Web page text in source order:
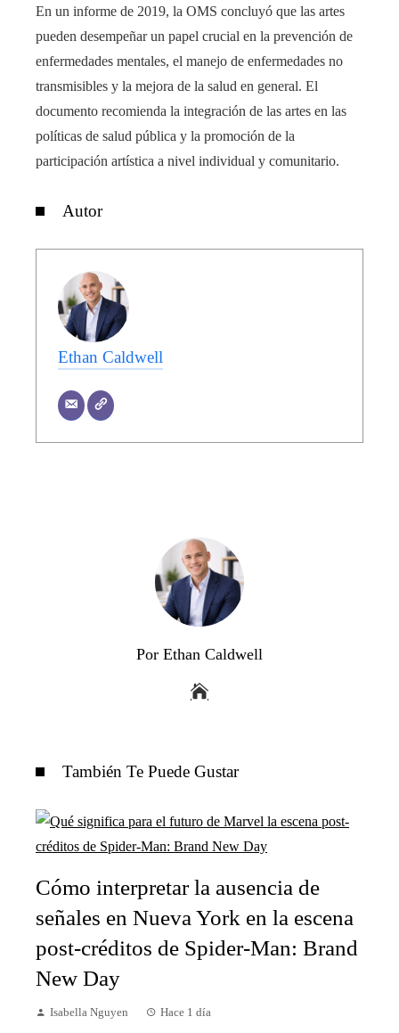
En un informe de 2019, la OMS concluyó que las artes
pueden desempeñar un papel crucial en la prevención de
enfermedades mentales, el manejo de enfermedades no
transmisibles y la mejora de la salud en general. El
documento recomienda la integración de las artes en las
políticas de salud pública y la promoción de la
participación artística a nivel individual y comunitario.
Autor
Ethan Caldwell
Por Ethan Caldwell
También Te Puede Gustar
Cómo interpretar la ausencia de
señales en Nueva York en la escena
post-créditos de Spider-Man: Brand
New Day
Isabella Nguyen Hace 1 día